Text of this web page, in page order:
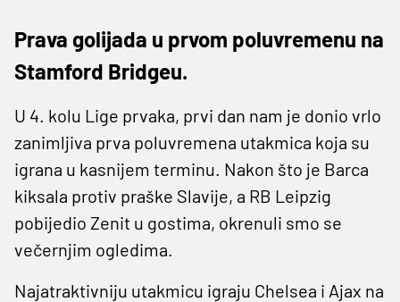
Prava golijada u prvom poluvremenu na
Stamford Bridgeu.
U 4. kolu Lige prvaka, prvi dan nam je donio vrlo
zanimljiva prva poluvremena utakmica koja su
igrana u kasnijem terminu. Nakon što je Barca
kiksala protiv praške Slavije, a RB Leipzig
pobijedio Zenit u gostima, okrenuli smo se
večernjim ogledima.
Najatraktivniju utakmicu igraju Chelsea i Ajax na